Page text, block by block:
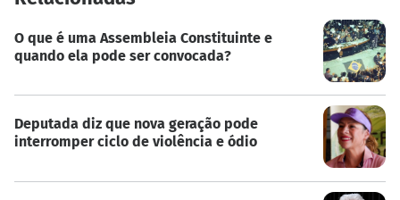
O que é uma Assembleia Constituinte e
quando ela pode ser convocada?
Deputada diz que nova geração pode
interromper ciclo de violência e ódio